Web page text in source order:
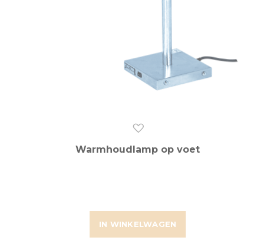
IN WINKELWAGEN
Warmhoudlamp op voet